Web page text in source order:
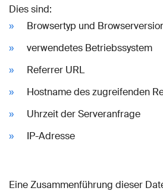
Dies sind:
Browsertyp und
verwendetes Betriebssystem
Referrer URL
Hostname des zugreifenden
Uhrzeit der Serveranfrage
IP-Adresse
Eine Zusammenführung dieser